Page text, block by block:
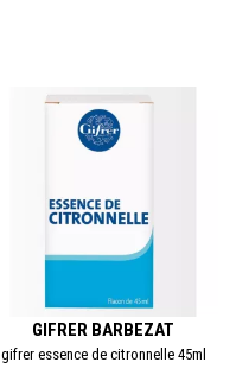
GIFRER BARBEZAT
gifrer essence de citronnelle 45ml